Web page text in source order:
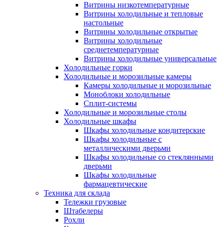
Витрины низкотемпературные
Витрины холодильные и тепловые
настольные
Витрины холодильные открытые
Витрины холодильные
среднетемпературные
Витрины холодильные универсальные
Холодильные горки
Холодильные и морозильные камеры
Камеры холодильные и морозильные
Моноблоки холодильные
Сплит-системы
Холодильные и морозильные столы
Холодильные шкафы
Шкафы холодильные кондитерские
Шкафы холодильные с
металлическими дверьми
Шкафы холодильные со стеклянными
дверьми
Шкафы холодильные
фармацевтические
Техника для склада
Тележки грузовые
Штабелеры
Рохли